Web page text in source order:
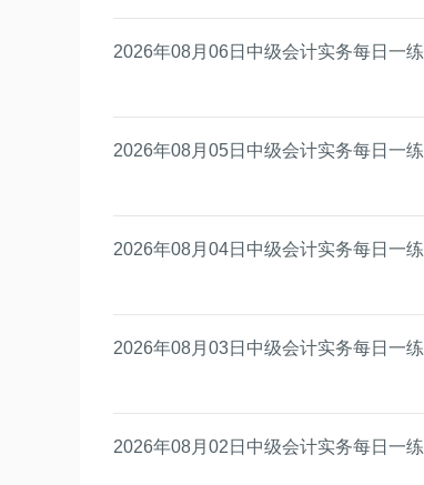
2026年08月06日中级会计实务每日一练
2026年08月05日中级会计实务每日一练
2026年08月04日中级会计实务每日一练
2026年08月03日中级会计实务每日一练
2026年08月02日中级会计实务每日一练